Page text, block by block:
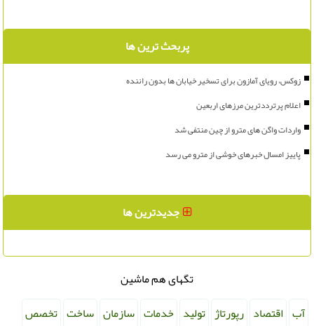
پربحث ترین ها
زوکس، رویای آمازون برای تسخیر خیابان ها بدون راننده
اعلام پرترددترین مرزهای اربعین
واردات واگن های مترو از چین منتفی شد
پاییز امسال خبرهای خوشی از مترو می رسد
جدیدترین ها
تگهای هم ماشین
آب
اقتصاد رپورتاژ تولید خدمات سازمان ساخت تخصص